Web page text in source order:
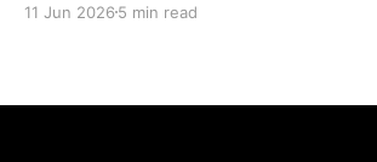
Война и мир – Патаклама и рахатлък Cancel –
11 Jun 2026 5 min read